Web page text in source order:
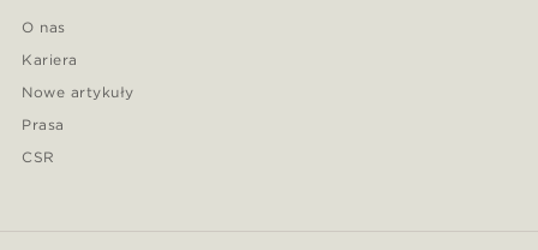
O nas
Kariera
Nowe artykuły
Prasa
CSR